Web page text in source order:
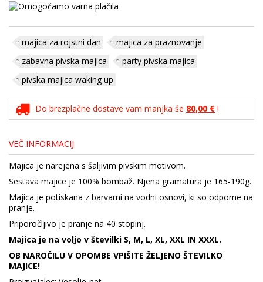
majica za rojstni dan
majica za praznovanje
zabavna pivska majica
party pivska majica
pivska majica waking up
Do brezplačne dostave vam manjka še 80,00 € !
VEČ INFORMACIJ
Majica je narejena s šaljivim pivskim motivom.
Sestava majice je 100% bombaž. Njena gramatura je 165-190g.
Majica je potiskana z barvami na vodni osnovi, ki so odporne na
pranje.
Priporočljivo je pranje na 40 stopinj.
Majica je na voljo v številki S, M, L, XL, XXL IN XXXL.
OB NAROČILU V OPOMBE VPIŠITE ŽELJENO ŠTEVILKO
MAJICE!